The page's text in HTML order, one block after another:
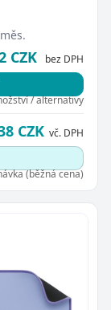
CZK bez DPH
/ alternativy
CZK vč. DPH
(běžná cena)